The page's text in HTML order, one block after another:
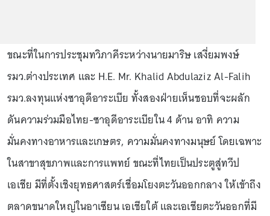
ขณะที่ในการประชุมทวิภาคีระหว่างนายมาริษ เสงี่ยมพงษ์
รมว.ต่างประเทศ และ H.E. Mr. Khalid Abdulaziz Al-Falih
รมว.ลงทุนแห่งซาอุดีอาระเบีย ทั้งสองฝ่ายเห็นชอบที่จะผลัก
ดันความร่วมมือไทย-ซาอุดีอาระเบียใน 4 ด้าน อาทิ ความ
มั่นคงทางอาหารและเกษตร, ความมั่นคงทางมนุษย์ โดยเฉพาะ
ในสาขาสุขภาพและการแพทย์ ขณะที่ไทยเป็นประตูสู่ทวีป
เอเชีย มีที่ตั้งเชิงยุทธศาสตร์เชื่อมโยงตะวันออกกลาง ให้เข้าถึง
ตลาดขนาดใหญ่ในอาเซียน เอเชียใต้ และเอเชียตะวันออกที่มี